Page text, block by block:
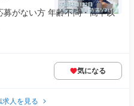
がない方 年齢不問・高卒以
気になる
求人を見る